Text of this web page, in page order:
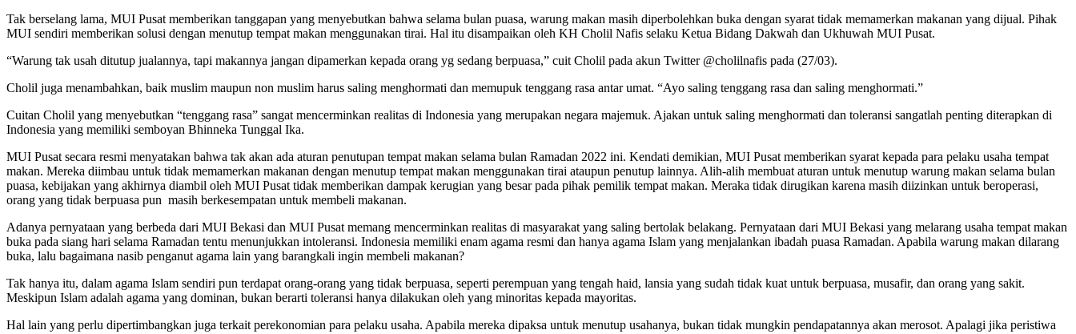
Tak berselang lama, MUI Pusat memberikan tanggapan yang menyebutkan bahwa selama bulan puasa, warung makan masih diperbolehkan buka dengan syarat tidak memamerkan makanan yang dijual. Pihak
MUI sendiri memberikan solusi dengan menutup tempat makan menggunakan tirai. Hal itu disampaikan oleh KH Cholil Nafis selaku Ketua Bidang Dakwah dan Ukhuwah MUI Pusat.
“Warung tak usah ditutup jualannya, tapi makannya jangan dipamerkan kepada orang yg sedang berpuasa,” cuit Cholil pada akun Twitter @cholilnafis pada (27/03).
Cholil juga menambahkan, baik muslim maupun non muslim harus saling menghormati dan memupuk tenggang rasa antar umat. “Ayo saling tenggang rasa dan saling menghormati.”
Cuitan Cholil yang menyebutkan “tenggang rasa” sangat mencerminkan realitas di Indonesia yang merupakan negara majemuk. Ajakan untuk saling menghormati dan toleransi sangatlah penting diterapkan di
Indonesia yang memiliki semboyan Bhinneka Tunggal Ika.
MUI Pusat secara resmi menyatakan bahwa tak akan ada aturan penutupan tempat makan selama bulan Ramadan 2022 ini. Kendati demikian, MUI Pusat memberikan syarat kepada para pelaku usaha tempat
makan. Mereka diimbau untuk tidak memamerkan makanan dengan menutup tempat makan menggunakan tirai ataupun penutup lainnya. Alih-alih membuat aturan untuk menutup warung makan selama bulan
puasa, kebijakan yang akhirnya diambil oleh MUI Pusat tidak memberikan dampak kerugian yang besar pada pihak pemilik tempat makan. Meraka tidak dirugikan karena masih diizinkan untuk beroperasi,
orang yang tidak berpuasa pun masih berkesempatan untuk membeli makanan.
Adanya pernyataan yang berbeda dari MUI Bekasi dan MUI Pusat memang mencerminkan realitas di masyarakat yang saling bertolak belakang. Pernyataan dari MUI Bekasi yang melarang usaha tempat makan
buka pada siang hari selama Ramadan tentu menunjukkan intoleransi. Indonesia memiliki enam agama resmi dan hanya agama Islam yang menjalankan ibadah puasa Ramadan. Apabila warung makan dilarang
buka, lalu bagaimana nasib penganut agama lain yang barangkali ingin membeli makanan?
Tak hanya itu, dalam agama Islam sendiri pun terdapat orang-orang yang tidak berpuasa, seperti perempuan yang tengah haid, lansia yang sudah tidak kuat untuk berpuasa, musafir, dan orang yang sakit.
Meskipun Islam adalah agama yang dominan, bukan berarti toleransi hanya dilakukan oleh yang minoritas kepada mayoritas.
Hal lain yang perlu dipertimbangkan juga terkait perekonomian para pelaku usaha. Apabila mereka dipaksa untuk menutup usahanya, bukan tidak mungkin pendapatannya akan merosot. Apalagi jika peristiwa